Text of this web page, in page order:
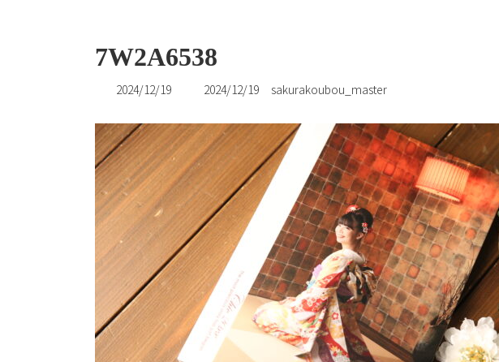
7W2A6538
2024/12/19
最
更
新
日
時
2024/12/19 sakurakoubou_master